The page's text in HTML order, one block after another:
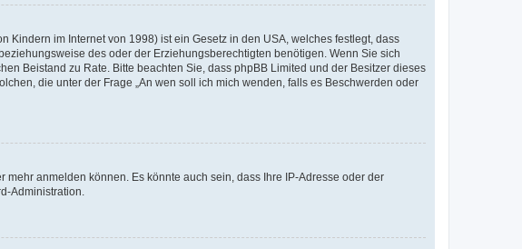
Kindern im Internet von 1998) ist ein Gesetz in den USA, welches festlegt, dass
des oder der Erziehungsberechtigten benötigen. Wenn Sie sich
Beistand zu Rate. Bitte beachten Sie, dass phpBB Limited und der Besitzer dieses
die unter der Frage „An wen soll ich mich wenden, falls es Beschwerden oder
anmelden können. Es könnte auch sein, dass Ihre IP-Adresse oder der
Administration.